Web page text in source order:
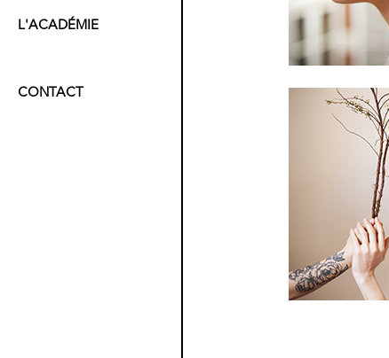
L'ACADÉMIE
CONTACT